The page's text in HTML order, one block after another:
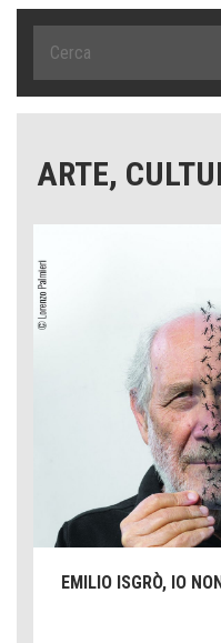
ARTE,
EMILIO ISGRÒ, IO